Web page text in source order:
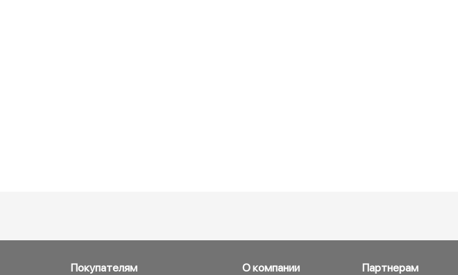
Покупателям О компании Партнерам